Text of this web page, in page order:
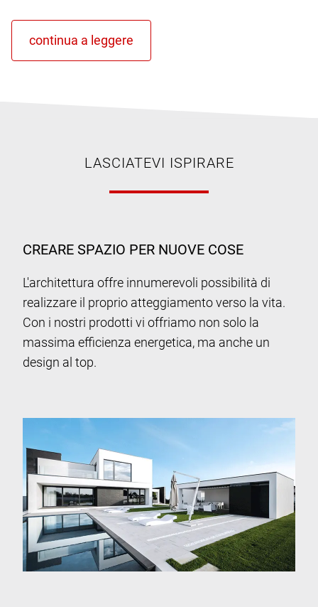
LASCIATEVI ISPIRARE
CREARE SPAZIO PER NUOVE COSE
L'architettura offre innumerevoli possibilità di
realizzare il proprio atteggiamento verso la vita.
Con i nostri prodotti vi offriamo non solo la
massima efficienza energetica, ma anche un
design al top.